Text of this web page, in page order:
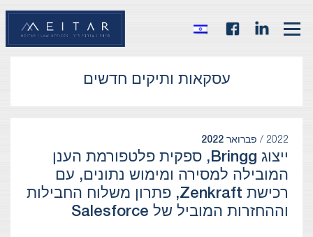
עסקאות ותיקים חדשים
2022 / פברואר 2022
ייצוג Bringg, ספקית פלטפורמת הענן
המובילה למסירה ומימוש נתונים, עם
רכישת Zenkraft, פתרון משלוח החבילות
וההחזרות המוביל של Salesforce